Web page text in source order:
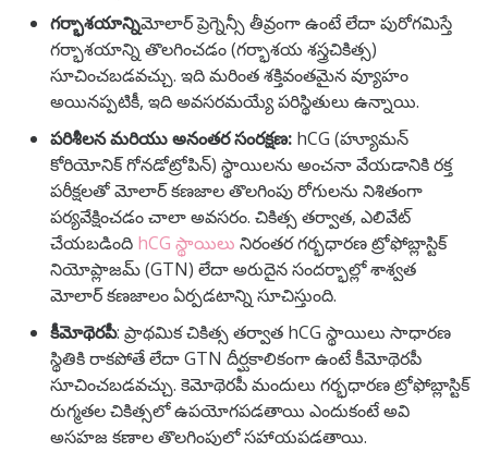
గర్భాశయాన్నిమోలార్ ప్రెగ్నెన్సీ తీవ్రంగా ఉంటే లేదా పురోగమిస్తే
గర్భాశయాన్ని తొలగించడం (గర్భాశయ శస్త్రచికిత్స)
సూచించబడవచ్చు. ఇది మరింత శక్తివంతమైన వ్యూహం
అయినప్పటికీ, ఇది అవసరమయ్యే పరిస్థితులు ఉన్నాయి.
పరిశీలన మరియు అనంతర సంరక్షణ: hCG (హ్యూమన్
కోరియోనిక్ గోనడోట్రోపిన్) స్థాయిలను అంచనా వేయడానికి రక్త
పరీక్షలతో మోలార్ కణజాల తొలగింపు రోగులను నిశితంగా
పర్యవేక్షించడం చాలా అవసరం. చికిత్స తర్వాత, ఎలివేట్
చేయబడింది hCG స్థాయిలు నిరంతర గర్భధారణ ట్రోఫోబ్లాస్టిక్
నియోప్లాజమ్ (GTN) లేదా అరుదైన సందర్భాల్లో శాశ్వత
మోలార్ కణజాలం ఏర్పడటాన్ని సూచిస్తుంది.
కీమోథెరపీ: ప్రాథమిక చికిత్స తర్వాత hCG స్థాయిలు సాధారణ
స్థితికి రాకపోతే లేదా GTN దీర్ఘకాలికంగా ఉంటే కీమోథెరపీ
సూచించబడవచ్చు. కెమోథెరపీ మందులు గర్భధారణ ట్రోఫోబ్లాస్టిక్
రుగ్మతల చికిత్సలో ఉపయోగపడతాయి ఎందుకంటే అవి
అసహజ కణాల తొలగింపులో సహాయపడతాయి.